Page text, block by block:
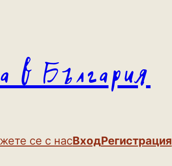
в България
се с насВходРегистрация